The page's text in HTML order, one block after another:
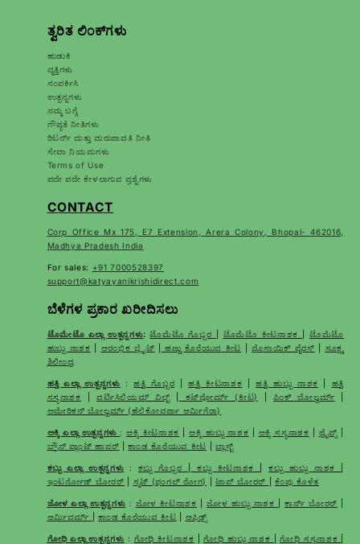
ತ್ವರಿತ ಲಿಂಕ್‌ಗಳು
ಹುಡುಕಿ
ವೃತ್ತಿಗಳು
ಸಂಪರ್ಕಿಸಿ
ಉತ್ಪನ್ನಗಳು
ನಮ್ಮ ಬಗ್ಗೆ
ಗೌಪ್ಯತೆ ನೀತಿಗಳು
ರಿಟರ್ನ್ ಮತ್ತು ಮರುಪಾವತಿ ನೀತಿ
ಸೇವಾ ನಿಯಮಗಳು
Terms of Use
ಪದೇ ಪದೇ ಕೇಳಲಾಗುವ ಪ್ರಶ್ನೆಗಳು
CONTACT
Corp Office Mx 175, E7 Extension, Arera Colony, Bhopal- 462016,
Madhya Pradesh India
For sales: +91 7000528397
support@katyayanikrishidirect.com
ಬೆಳೆಗಳ ಪ್ರಕಾರ ಖರೀದಿಸಲು
ಟೊಮೇಟೊ ಎಲ್ಲಾ ಉತ್ಪನ್ನಗಳು:ಟೊಮೆಟೊ ಗೊಬ್ಬರ ಟೊಮೆಟೊ ಕೀಟನಾಶಕ |ಟೊಮೆಟೊ
ಹುಬ್ಬು ನಾಶಕ
ಆರಂಭಿಕ ಬ್ಲೈಟ್ ಹಣ್ಣು ಕೊರೆಯುವ ಕೀಟ |ಮೊಸಾಯಿಕ್ ವೈರಸ್
ಸೂಕ್ಷ್ಮ
ಶಿಲೀಂಧ್ರ
ಹತ್ತಿ ಎಲ್ಲಾ ಉತ್ಪನ್ನಗಳು :ಹತ್ತಿ ಗೊಬ್ಬರ |ಹತ್ತಿ ಕೀಟನಾಶಕ |ಹತ್ತಿ ಹುಬ್ಬು ನಾಶಕ
ಹತ್ತಿ
ಸಸ್ಯನಾಶಕ |ವರ್ಟಿಸಿಲಿಯಮ್ ವಿಲ್ಟ್ ಕಟ್‌ವೋರ್ಮ್ (ಕೀಟ) |ಪಿಂಕ್ ಬೋಲ್ವರ್ಮ್
ಅಮೇರಿಕನ್ ಬೋಲ್ವರ್ಮ್ (ಹೆಲಿಕೋವರ್ಪಾ ಆರ್ಮಿಗೆರಾ)
ಅಕ್ಕಿ ಎಲ್ಲಾ ಉತ್ಪನ್ನಗಳು :ಅಕ್ಕಿ ಕೀಟನಾಶಕ |ಅಕ್ಕಿ ಹುಬ್ಬು ನಾಶಕ ಅಕ್ಕಿ ಸಸ್ಯನಾಶಕ ಥ್ರೈಪ್ಸ್
ಬ್ರೌನ್ ಪ್ಲಾಂಟ್ ಹಾಪರ್ |ಕಾಂಡ ಕೊರೆಯುವ ಕೀಟ |ಬ್ಲಾಸ್ಟ್
ಕಬ್ಬು ಎಲ್ಲಾ ಉತ್ಪನ್ನಗಳು : ಕಬ್ಬು ಗೊಬ್ಬರ ಕಬ್ಬು ಕೀಟನಾಶಕ |ಕಬ್ಬು ಹುಬ್ಬು ನಾಶಕ
ಇಂಟರ್ನೋಡ್ ಬೋರರ್
ಸ್ಮಟ್ (ಫಂಗಲ್ ರೋಗ) |ಟಾಪ್ ಬೋರರ್ ಕೆಂಪು ಕೊಳೆತ
ಜೋಳ ಎಲ್ಲಾ ಉತ್ಪನ್ನಗಳು : ಜೋಳ ಕೀಟನಾಶಕ |ಜೋಳ ಹುಬ್ಬು ನಾಶಕ |ಕಾರ್ನ್ ಬೋರರ್
ಆರ್ಮಿವರ್ಮ್
|ಕಾಂಡ ಕೊರೆಯುವ ಕೀಟ ಆಫಿಡ್ಸ್
ಗೋಧಿ ಎಲ್ಲಾ ಉತ್ಪನ್ನಗಳು : ಗೋಧಿ ಕೀಟನಾಶಕ |ಗೋಧಿ ಹುಬ್ಬು ನಾಶಕ |ಗೋಧಿ ಸಸ್ಯನಾಶಕ